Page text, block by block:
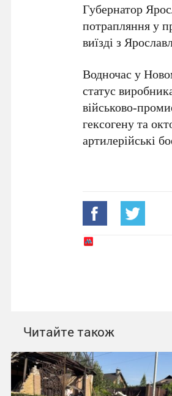
Губернатор
потрапляння у
виїзді з
Водночас у
статус
військово-
гексогенута
артилерійські
Читайте також